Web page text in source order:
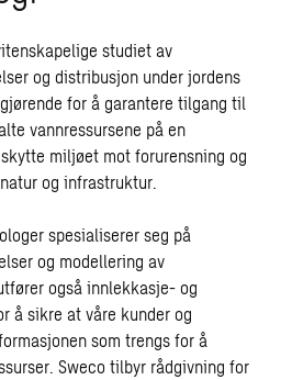
studiet av
og distribusjon under jordens
for å garantere tilgang til
vannressursene på en
miljøet mot forurensning og
og infrastruktur.
spesialiserer seg på
og modellering av
også innlekkasje- og
å sikre at våre kunder og
som trengs for å
Sweco tilbyr rådgivning for